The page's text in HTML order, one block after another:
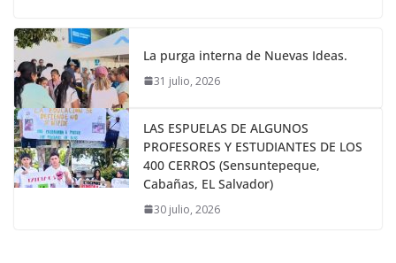
La purga interna de Nuevas Ideas.
31 julio, 2026
LAS ESPUELAS DE ALGUNOS
PROFESORES Y ESTUDIANTES DE LOS
400 CERROS (Sensuntepeque,
Cabañas, EL Salvador)
30 julio, 2026